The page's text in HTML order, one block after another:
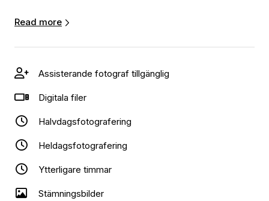
Jonas Pflug
Read more
Assisterande fotograf tillgänglig
Digitala filer
Halvdagsfotografering
Heldagsfotografering
Ytterligare timmar
Stämningsbilder